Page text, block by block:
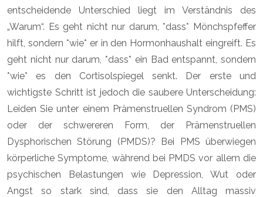
entscheidende Unterschied liegt im Verständnis des
„Warum“. Es geht nicht nur darum, *dass* Mönchspfeffer
hilft, sondern *wie* er in den Hormonhaushalt eingreift. Es
geht nicht nur darum, *dass* ein Bad entspannt, sondern
*wie* es den Cortisolspiegel senkt. Der erste und
wichtigste Schritt ist jedoch die saubere Unterscheidung:
Leiden Sie unter einem Prämenstruellen Syndrom (PMS)
oder der schwereren Form, der Prämenstruellen
Dysphorischen Störung (PMDS)? Bei PMS überwiegen
körperliche Symptome, während bei PMDS vor allem die
psychischen Belastungen wie Depression, Wut oder
Angst so stark sind, dass sie den Alltag massiv